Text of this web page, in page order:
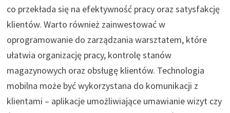
co przekłada się na efektywność pracy oraz satysfakcję
klientów. Warto również zainwestować w
oprogramowanie do zarządzania warsztatem, które
ułatwia organizację pracy, kontrolę stanów
magazynowych oraz obsługę klientów. Technologia
mobilna może być wykorzystana do komunikacji z
klientami – aplikacje umożliwiające umawianie wizyt czy